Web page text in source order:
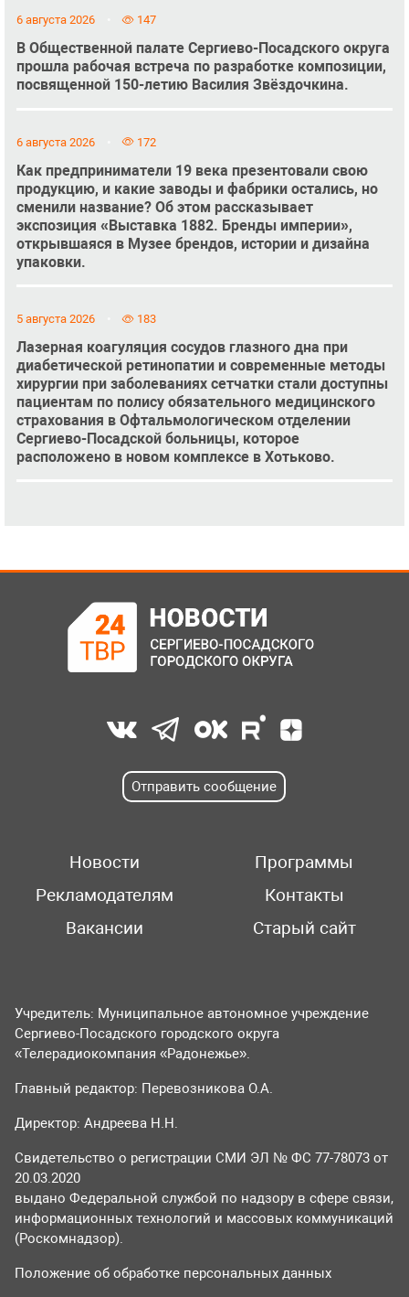
6 августа 2026 147
В Общественной палате Сергиево-Посадского округа
прошла рабочая встреча по разработке композиции,
посвященной 150-летию Василия Звёздочкина.
6 августа 2026 172
Как предприниматели 19 века презентовали свою
продукцию, и какие заводы и фабрики остались, но
сменили название? Об этом рассказывает
экспозиция «Выставка 1882. Бренды империи»,
открывшаяся в Музее брендов, истории и дизайна
упаковки.
5 августа 2026 183
Лазерная коагуляция сосудов глазного дна при
диабетической ретинопатии и современные методы
хирургии при заболеваниях сетчатки стали доступны
пациентам по полису обязательного медицинского
страхования в Офтальмологическом отделении
Сергиево-Посадской больницы, которое
расположено в новом комплексе в Хотьково.
Отправить сообщение
Новости
Программы
Рекламодателям
Контакты
Вакансии
Старый сайт
Учредитель: Муниципальное автономное учреждение
Сергиево-Посадского городского округа
«Телерадиокомпания «Радонежье».
Главный редактор: Перевозникова О.А.
Директор: Андреева Н.Н.
Свидетельство о регистрации СМИ ЭЛ № ФС 77-78073 от
20.03.2020
выдано Федеральной службой по надзору в сфере связи,
информационных технологий и массовых коммуникаций
(Роскомнадзор).
Положение об обработке персональных данных